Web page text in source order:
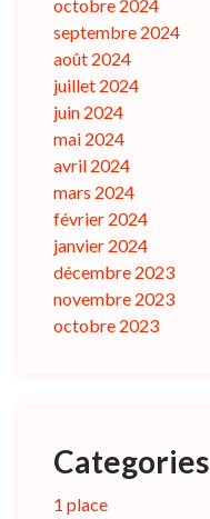
octobre 2024
septembre 2024
août 2024
juillet 2024
juin 2024
mai 2024
avril 2024
mars 2024
février 2024
janvier 2024
décembre 2023
novembre 2023
octobre 2023
Categories
1 place